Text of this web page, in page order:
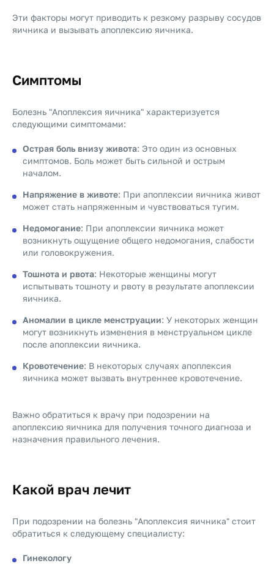
Эти факторы могут приводить к резкому разрыву сосудов
яичника и вызывать апоплексию яичника.
Симптомы
Болезнь "Апоплексия яичника" характеризуется
следующими симптомами:
Острая боль внизу живота: Это один из основных
симптомов. Боль может быть сильной и острым
началом.
Напряжение в животе: При апоплексии яичника живот
может стать напряженным и чувствоваться тугим.
Недомогание: При апоплексии яичника может
возникнуть ощущение общего недомогания, слабости
или головокружения.
Тошнота и рвота: Некоторые женщины могут
испытывать тошноту и рвоту в результате апоплексии
яичника.
Аномалии в цикле менструации: У некоторых женщин
могут возникнуть изменения в менструальном цикле
после апоплексии яичника.
Кровотечение: В некоторых случаях апоплексия
яичника может вызвать внутреннее кровотечение.
Важно обратиться к врачу при подозрении на
апоплексию яичника для получения точного диагноза и
назначения правильного лечения.
Какой врач лечит
При подозрении на болезнь "Апоплексия яичника" стоит
обратиться к следующему специалисту:
Гинекологу